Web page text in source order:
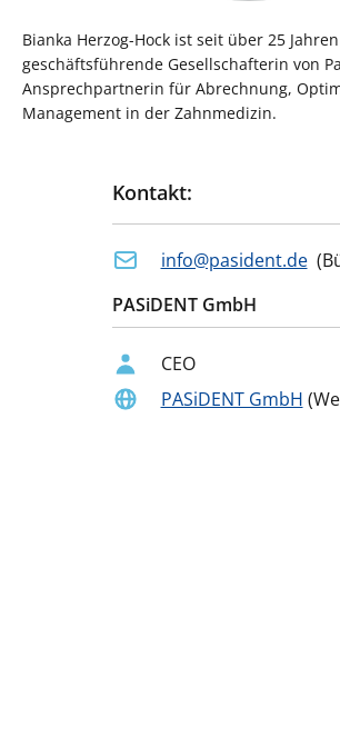
Bianka Herzog-Hock ist seit über 25
geschäftsführende Gesellschafterin von
Ansprechpartnerin für Abrechnung,
Management in der Zahnmedizin.
Kontakt:
info@pasident.de (
PASiDENT GmbH
CEO
PASiDENT GmbH